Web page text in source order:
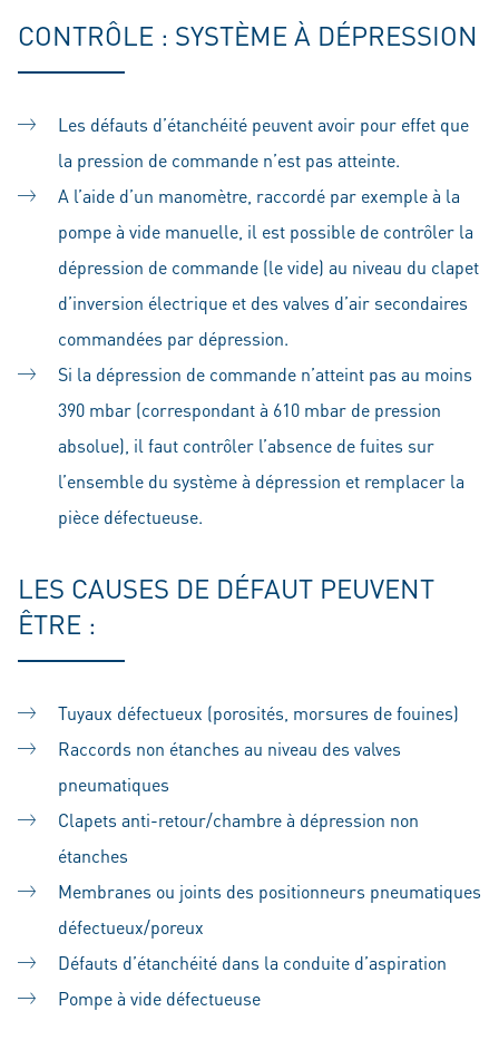
CONTRÔLE : SYSTÈME À DÉPRESSION
Les défauts d’étanchéité peuvent avoir pour effet que
la pression de commande n’est pas atteinte.
A l’aide d’un manomètre, raccordé par exemple à la
pompe à vide manuelle, il est possible de contrôler la
dépression de commande (le vide) au niveau du clapet
d’inversion électrique et des valves d’air secondaires
commandées par dépression.
Si la dépression de commande n’atteint pas au moins
390 mbar (correspondant à 610 mbar de pression
absolue), il faut contrôler l’absence de fuites sur
l’ensemble du système à dépression et remplacer la
pièce défectueuse.
LES CAUSES DE DÉFAUT PEUVENT
ÊTRE :
Tuyaux défectueux (porosités, morsures de fouines)
Raccords non étanches au niveau des valves
pneumatiques
Clapets anti-retour/chambre à dépression non
étanches
Membranes ou joints des positionneurs pneumatiques
défectueux/poreux
Défauts d’étanchéité dans la conduite d’aspiration
Pompe à vide défectueuse